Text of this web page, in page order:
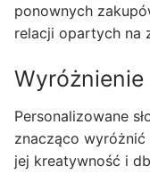
ponownych
relacji opartych na
Personalizowane
znacząco
jej kreatywność i